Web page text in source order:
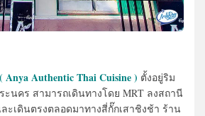
Authentic Thai Cuisine ) ตั้งอยู่ริม
ะนคร สามารถเดินทางโดย MRT ลงสถานี
ะเดินตรงตลอดมาทางสี่กั๊กเสาชิงช้า ร้าน